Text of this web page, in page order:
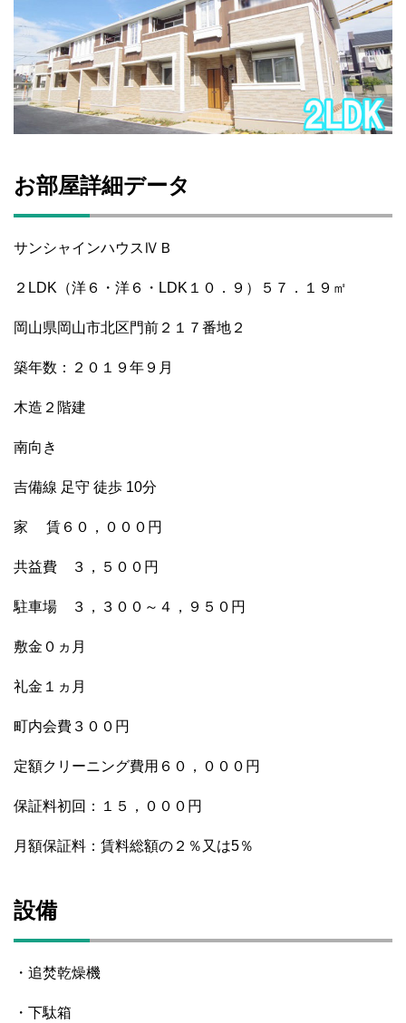
お部屋詳細データ
サンシャインハウスⅣＢ
２LDK（洋６・洋６・LDK１０．９）５７．１９㎡
岡山県岡山市北区門前２１７番地２
築年数：２０１９年９月
木造２階建
南向き
吉備線 足守 徒歩 10分
家 賃６０，０００円
共益費 ３，５００円
駐車場 ３，３００～４，９５０円
敷金０ヵ月
礼金１ヵ月
町内会費３００円
定額クリーニング費用６０，０００円
保証料初回：１５，０００円
月額保証料：賃料総額の２％又は5％
設備
・追焚乾燥機
・下駄箱